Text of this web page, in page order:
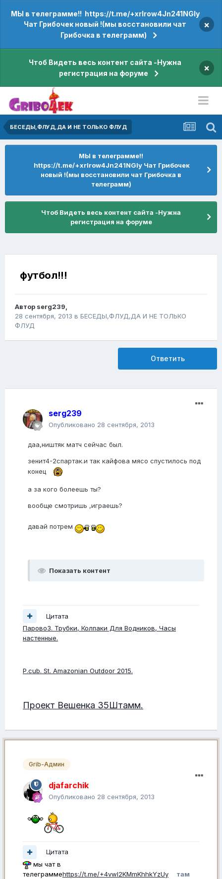
МЫ в телеграмме!! https://t.me/+xrIrow4Jn241NGIy
Чат Грибочек новый !(мы восстановили чат
Грибочка в телеграмм)
×
Чтоб Видеть весь контент сайта -Нужна
регистрация на форуме
×
БЕСЕДЫ,ФЛУД,ДА И НЕ ТОЛЬКО ФЛУД
МЫ в телеграмме!!
https://t.me/+xrIrow4Jn241NGIy Чат Грибочек
новый !(мы восстановили чат Грибочка в
телеграмм)
Чтоб Видеть весь контент сайта -Нужна
регистрация на форуме
футбол!!!
Автор serg239,
28 сентября, 2013 в БЕСЕДЫ,ФЛУД,ДА И НЕ ТОЛЬКО
ФЛУД
Ответить
serg239
Опубликовано 28 сентября, 2013
даа,ништяк матч сейчас был.
зенит4-2спартак.и так кайфова мясо спустилось под
конец
а за кого болеешь ты?
вообще смотришь ,играешь?
давай потрем
Показать контент
Цитата
ПаровоЗ. Трубки, Колпаки Для Водников, Часы
настенные.
P.cub. St. Amazonian Outdoor 2015.
Проект Вешенка 35Штамм.
Grib-Админ
djafarchik
Опубликовано 28 сентября, 2013
Цитата
мы чат в
телеграммеhttps://t.me/+4vwl2KMmKhhkYzUy
там